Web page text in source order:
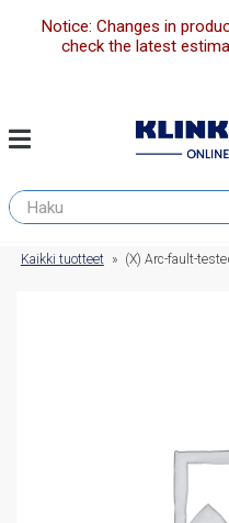
Notice: Changes in
check the latest
Kaikki tuotteet » (X) Arc-fault-